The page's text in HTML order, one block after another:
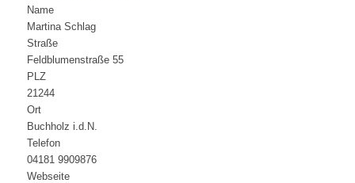
Name
Martina Schlag
Straße
Feldblumenstraße 55
PLZ
21244
Ort
Buchholz i.d.N.
Telefon
04181 9909876
Webseite